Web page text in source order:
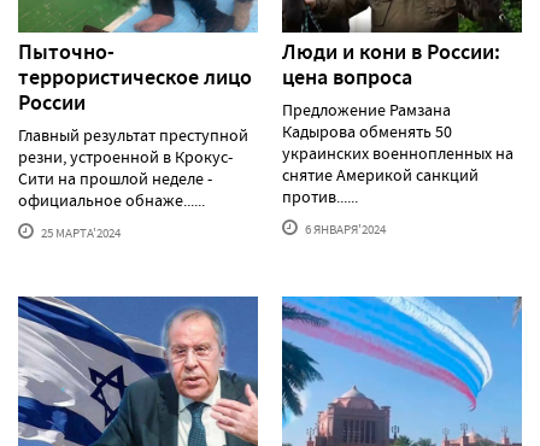
Пыточно-
террористическое лицо
России
Главный результат преступной
резни, устроенной в Крокус-
Сити на прошлой неделе -
официальное обнаже......
25 МАРТА'2024
Люди и кони в России:
цена вопроса
Предложение Рамзана
Кадырова обменять 50
украинских военнопленных на
снятие Америкой санкций
против......
6 ЯНВАРЯ'2024